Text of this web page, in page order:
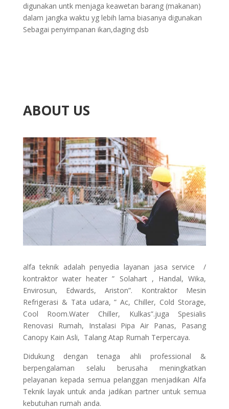
digunakan untk menjaga keawetan barang (makanan)
dalam jangka waktu yg lebih lama biasanya digunakan
Sebagai penyimpanan ikan,daging dsb
ABOUT US
alfa teknik adalah penyedia layanan jasa service /
kontraktor water heater ” Solahart , Handal, Wika,
Envirosun, Edwards, Ariston”. Kontraktor Mesin
Refrigerasi & Tata udara, ” Ac, Chiller, Cold Storage,
Cool Room.Water Chiller, Kulkas”.juga Spesialis
Renovasi Rumah, Instalasi Pipa Air Panas, Pasang
Canopy Kain Asli, Talang Atap Rumah Terpercaya.
Didukung dengan tenaga ahli professional &
berpengalaman selalu berusaha meningkatkan
pelayanan kepada semua pelanggan menjadikan Alfa
Teknik layak untuk anda jadikan partner untuk semua
kebutuhan rumah anda.